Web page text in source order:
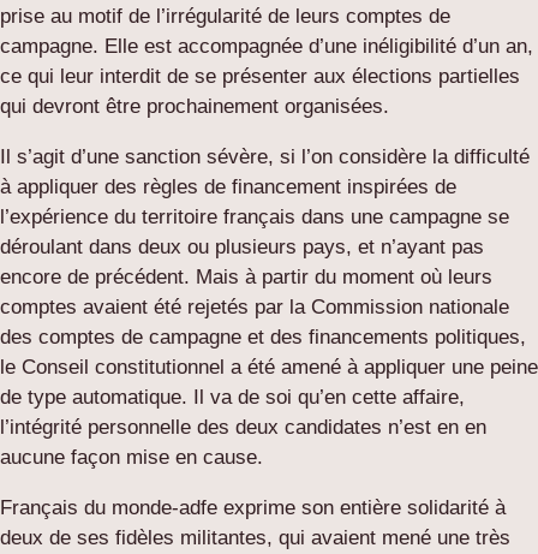
prise au motif de l’irrégularité de leurs comptes de
campagne. Elle est accompagnée d’une inéligibilité d’un an,
ce qui leur interdit de se présenter aux élections partielles
qui devront être prochainement organisées.
Il s’agit d’une sanction sévère, si l’on considère la difficulté
à appliquer des règles de financement inspirées de
l’expérience du territoire français dans une campagne se
déroulant dans deux ou plusieurs pays, et n’ayant pas
encore de précédent. Mais à partir du moment où leurs
comptes avaient été rejetés par la Commission nationale
des comptes de campagne et des financements politiques,
le Conseil constitutionnel a été amené à appliquer une peine
de type automatique. Il va de soi qu’en cette affaire,
l’intégrité personnelle des deux candidates n’est en en
aucune façon mise en cause.
Français du monde-adfe exprime son entière solidarité à
deux de ses fidèles militantes, qui avaient mené une très